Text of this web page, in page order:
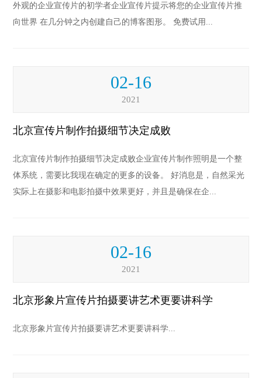
外观的企业宣传片的初学者企业宣传片提示将您的企业宣传片推
向世界 在几分钟之内创建自己的博客图形。 免费试用...
02-16
2021
北京宣传片制作拍摄细节决定成败
北京宣传片制作拍摄细节决定成败企业宣传片制作照明是一个整
体系统，需要比我现在确定的更多的设备。 好消息是，自然采光
实际上在摄影和电影拍摄中效果更好，并且是确保在企...
02-16
2021
北京形象片宣传片拍摄要讲艺术更要讲科学
北京形象片宣传片拍摄要讲艺术更要讲科学...